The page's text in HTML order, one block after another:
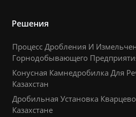
Решения
Процесс Дробления И
Горнодобывающего
Конусная Камнедробилка Для
Казахстан
Дробильная Установка
Казахстане